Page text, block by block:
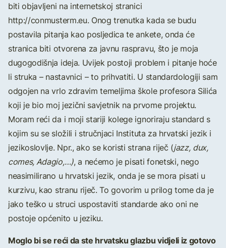
biti objavljeni na internetskoj stranici
http://conmusterm.eu. Onog trenutka kada se budu
postavila pitanja kao posljedica te ankete, onda će
stranica biti otvorena za javnu raspravu, što je moja
dugogodišnja ideja. Uvijek postoji problem i pitanje hoće
li struka – nastavnici – to prihvatiti. U standardologiji sam
odgojen na vrlo zdravim temeljima škole profesora Silića
koji je bio moj jezični savjetnik na prvome projektu.
Moram reći da i moji stariji kolege ignoriraju standard s
kojim su se složili i stručnjaci Instituta za hrvatski jezik i
jezikoslovlje. Npr., ako se koristi strana riječ (jazz, dux,
comes, Adagio,…), a nećemo je pisati fonetski, nego
neasimilirano u hrvatski jezik, onda je se mora pisati u
kurzivu, kao stranu riječ. To govorim u prilog tome da je
jako teško u struci uspostaviti standarde ako oni ne
postoje općenito u jeziku.
Moglo bi se reći da ste hrvatsku glazbu vidjeli iz gotovo